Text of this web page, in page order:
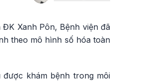
Xanh Pôn, Bệnh viện đã
theo mô hình số hóa toàn
khám bệnh trong môi